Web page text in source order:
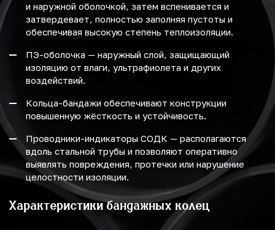
и наружной оболочкой, затем вспенивается и
затвердевает, полностью заполняя пустоты и
обеспечивая высокую степень теплоизоляции.
ПЭ-оболочка — наружный слой, защищающий
изоляцию от влаги, ультрафиолета и других
воздействий.
Кольца-бандажи обеспечивают конструкции
повышенную жёсткость и устойчивость.
Проводники-индикаторы СОДК — располагаются
вдоль стальной трубы и позволяют оперативно
выявлять повреждения, протечки или нарушение
целостности изоляции.
Характеристики бандажных колец